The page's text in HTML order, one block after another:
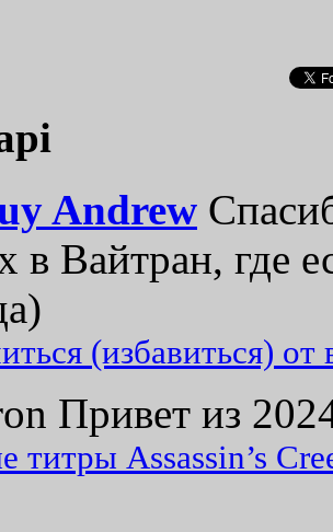
Andrew
в Вайтран, где
(избавиться)
Привет из
титры Assassin’s